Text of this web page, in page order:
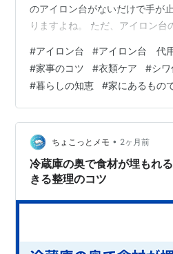
のアイロン台がないだけで手が
りますよね。 ただ、アイロン台
用してしまうと、家具や床を傷
びなかったりすることもあるた
したコツがあります。 この記事
りになるものをわかりやすく整
ための注意点や、きれいに仕上
紹介します。 「とりあえずタオ
#アイロン台 #アイロン台 代
#家事のコツ #衣類ケア #シワ
#暮らしの知恵 #家にあるもの
ちょこっとメモ • 2ヶ月前
冷蔵庫の奥で食材が埋もれ
きる整理のコツ